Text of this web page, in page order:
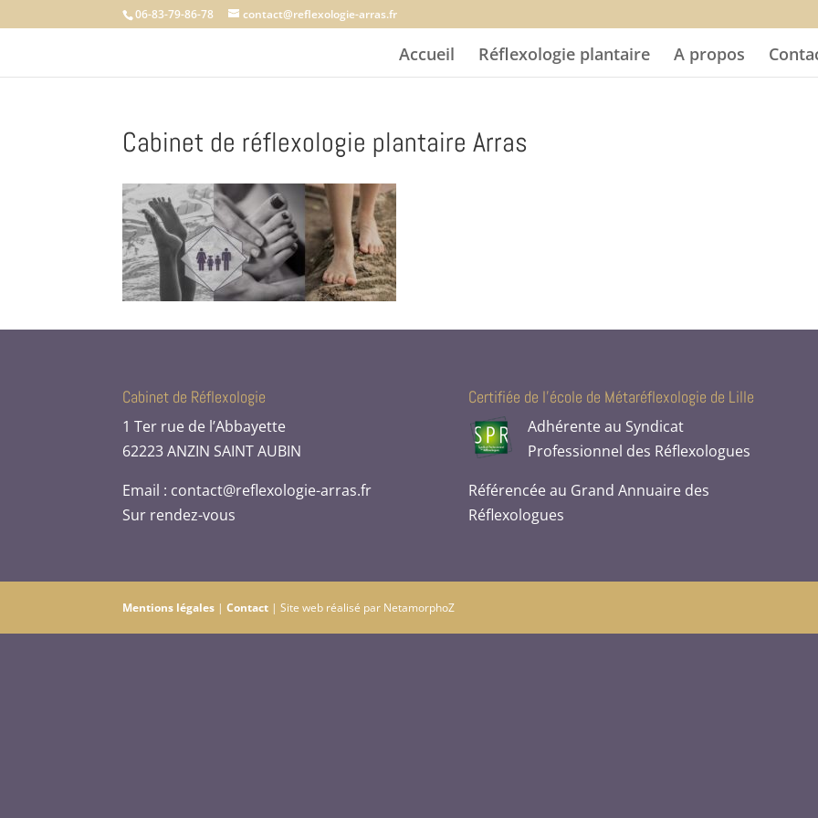
06-83-79-86-78 contact@reflexologie-arras.fr
Accueil Réflexologie plantaire A propos
Cabinet de réflexologie plantaire Arras
Cabinet de Réflexologie
1 Ter rue de l’Abbayette
62223 ANZIN SAINT AUBIN
Email : contact@reflexologie-arras.fr
Sur rendez-vous
Certifiée de l’école de Métaréflexologie de Lille
Adhérente au Syndicat
Professionnel des Réflexologues
Référencée au Grand Annuaire des
Réflexologues
Mentions légales |Contact | Site web réalisé par NetamorphoZ